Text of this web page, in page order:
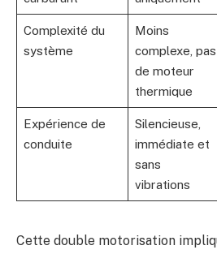
Complexité du
système
Moins
complexe, pas
de moteur
thermique
Expérience de
conduite
Silencieuse,
immédiate et
sans
vibrations
Cette double motorisation